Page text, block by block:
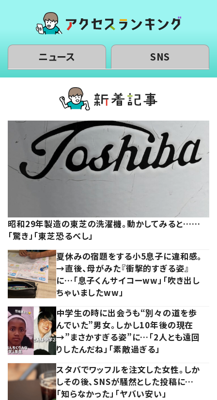
ニュース SNS
昭和29年製造の東芝の洗濯機。動かしてみると……
「驚き」「東芝恐るべし」
夏休みの宿題をする小5息子に違和感。
→直後、母がみた『衝撃的すぎる姿』
に…「息子くんサイコーww」「吹き出し
ちゃいましたww」
中学生の時に出会うも“別々の道を歩
んでいた”男女。しかし10年後の現在
→”まさかすぎる姿”に…「2人とも遠回
りしたんだね」「素敵過ぎる」
スタバでワッフルを注文した女性。しか
しその後、SNSが騒然とした投稿に…
「知らなかった」「ヤバい安い」